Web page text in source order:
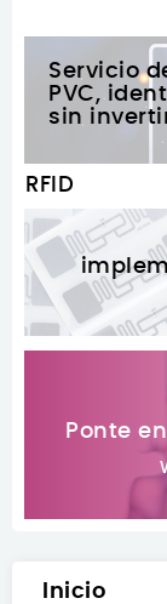
Servicio
PVC,
sin
RFID
Ponte
Inicio